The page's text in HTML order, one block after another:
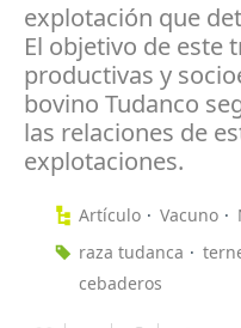
explotación que
El objetivo de este
productivas y
bovino Tudanco
las relaciones de
explotaciones.
Artículo Vacuno
raza tudanca
cebaderos